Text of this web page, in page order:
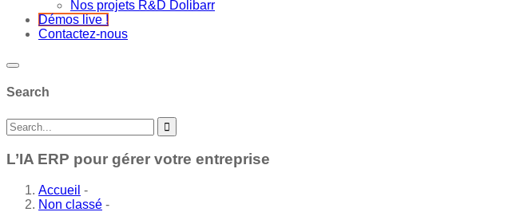
Nos projets R&D Dolibarr
Démos live !
Contactez-nous
Search
L’IA ERP pour gérer votre entreprise
Accueil -
Non classé -